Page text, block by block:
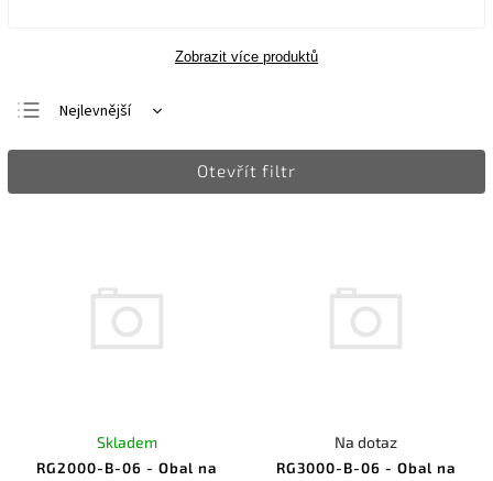
Zobrazit více produktů
Nejlevnější
Nejdražší
Otevřít filtr
RG2000-B-06 - Obal na
Skladem
RG3000-B-06 - Obal na
Na dotaz